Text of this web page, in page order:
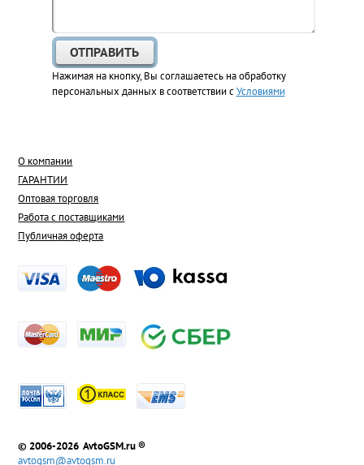
Нажимая на кнопку, Вы соглашаетесь на обработку
персональных данных в соответствии сУсловиями
О компании
ГАРАНТИИ
Оптовая торговля
Работа с поставщиками
Публичная оферта
© 2006-2026 AvtoGSM.ru ®
avtogsm@avtogsm.ru